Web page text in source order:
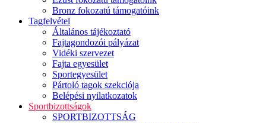
Bronz fokozatú támogatóink
Tagfelvétel
Általános tájékoztató
Fajtagondozói pályázat
Vidéki szervezet
Fajta egyesület
Sportegyesület
Pártoló tagok szekciója
Belépési nyilatkozatok
Sportbizottságok
SPORTBIZOTTSÁG